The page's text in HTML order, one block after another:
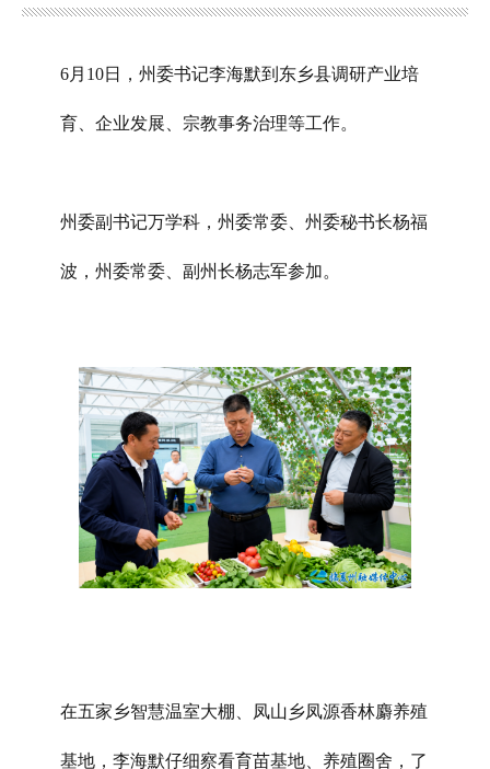
6月10日，州委书记李海默到东乡县调研产业培
育、企业发展、宗教事务治理等工作。
州委副书记万学科，州委常委、州委秘书长杨福
波，州委常委、副州长杨志军参加。
在五家乡智慧温室大棚、凤山乡凤源香林麝养殖
基地，李海默仔细察看育苗基地、养殖圈舍，了